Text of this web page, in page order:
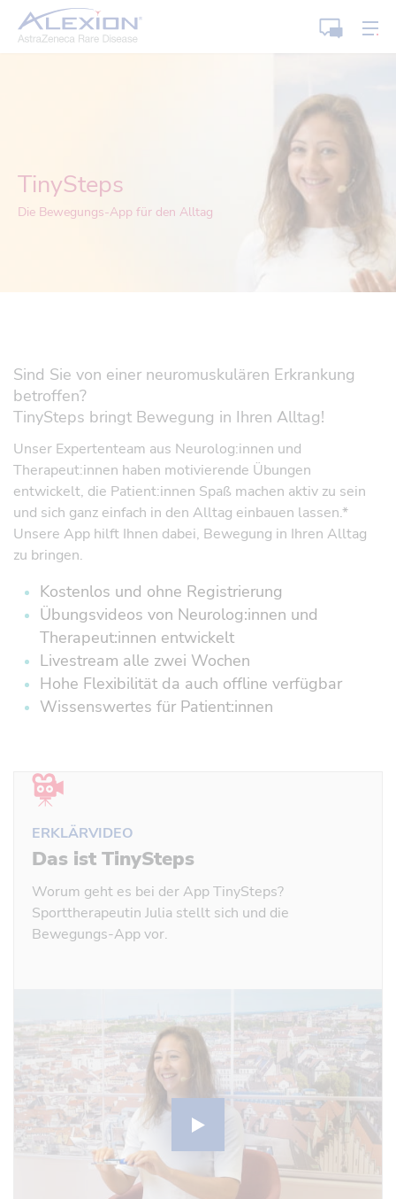
Startseite
Kontakt
TinySteps
Die Bewegungs-App für den Alltag
Sind Sie von einer neuromuskulären Erkrankung
betroffen?
TinySteps bringt Bewegung in Ihren Alltag!
Unser Expertenteam aus Neurolog:innen und
Therapeut:innen haben motivierende Übungen
entwickelt, die Patient:innen Spaß machen aktiv zu sein
und sich ganz einfach in den Alltag einbauen lassen.*
Unsere App hilft Ihnen dabei, Bewegung in Ihren Alltag
zu bringen.
Kostenlos und ohne Registrierung
Übungsvideos von Neurolog:innen und
Therapeut:innen entwickelt
Livestream alle zwei Wochen
Hohe Flexibilität da auch offline verfügbar
Wissenswertes für Patient:innen
ERKLÄRVIDEO
Das ist TinySteps
Worum geht es bei der App TinySteps?
Sporttherapeutin Julia stellt sich und die
Bewegungs-App vor.